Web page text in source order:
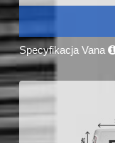
Specyfikacja Vana